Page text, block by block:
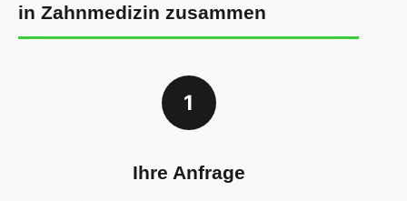
in Zahnmedizin zusammen
1
Ihre Anfrage